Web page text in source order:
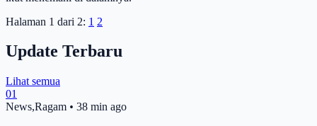
Halaman 1 dari 2: 1 2
Update Terbaru
Lihat semua
01
News,Ragam • 38 min ago